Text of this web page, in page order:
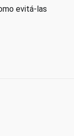
evitá-las